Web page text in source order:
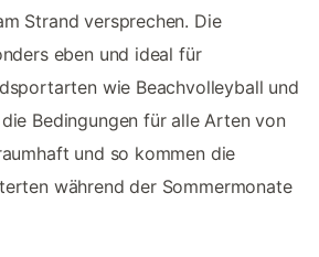
Strand versprechen. Die
eben und ideal für
wie Beachvolleyball und
Bedingungen für alle Arten von
und so kommen die
während der Sommermonate